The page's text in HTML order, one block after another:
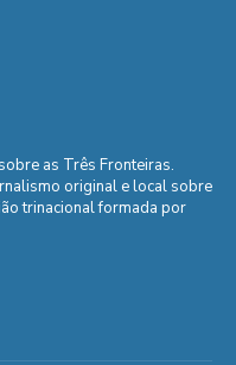
as Três Fronteiras.
original e local sobre
trinacional formada por